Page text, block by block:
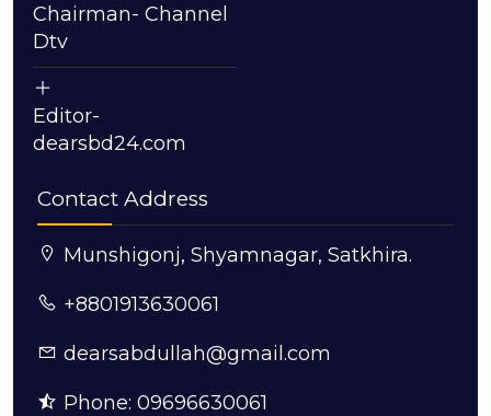
Chairman- Channel
Dtv
Editor-
dearsbd24.com
Contact Address
Munshigonj, Shyamnagar, Satkhira.
+8801913630061
dearsabdullah@gmail.com
Phone: 09696630061